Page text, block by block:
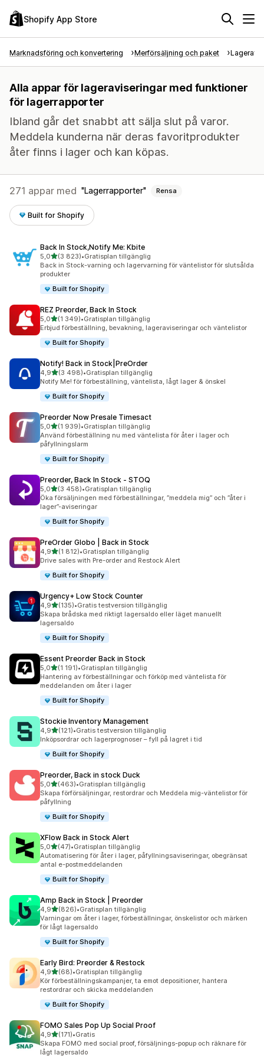
Shopify App Store
Marknadsföring och konvertering Merförsäljning och paket
Alla appar för lageraviseringar med funktioner
för lagerrapporter
Ibland går det snabbt att sälja slut på varor.
Meddela kunderna när deras favoritprodukter
åter finns i lager och kan köpas.
271 appar med Lagerrapporter Rensa
Built for Shopify
Back In Stock,Notify Me: Kbite
5,0av 5 stjärnor
(3 823)
3823 recensioner totalt
•Gratisplan tillgänglig
Back in Stock-varning och lagervarning för väntelistor för slutsålda
produkter
Built for Shopify
REZ Preorder, Back In Stock
5,0av 5 stjärnor
(1 349)
1349 recensioner totalt
•Gratisplan tillgänglig
Erbjud förbeställning, bevakning, lageraviseringar och väntelistor
Built for Shopify
Notify! Back in Stock|PreOrder
4,9av 5 stjärnor
(3 498)
3498 recensioner totalt
•Gratisplan tillgänglig
Notify Me! för förbeställning, väntelista, lågt lager & önskel
Built for Shopify
Preorder Now Presale Timesact
5,0av 5 stjärnor
(1 939)
1939 recensioner totalt
•Gratisplan tillgänglig
Använd förbeställning nu med väntelista för åter i lager och
påfyllningslarm
Built for Shopify
Preorder, Back In Stock ‑ STOQ
5,0av 5 stjärnor
(3 458)
3458 recensioner totalt
•Gratisplan tillgänglig
Öka försäljningen med förbeställningar, ”meddela mig” och ”åter i
lager”-aviseringar
Built for Shopify
PreOrder Globo | Back in Stock
4,9av 5 stjärnor
(1 812)
1812 recensioner totalt
•Gratisplan tillgänglig
Drive sales with Pre-order and Restock Alert
Built for Shopify
Urgency+ Low Stock Counter
4,9av 5 stjärnor
(135)
135 recensioner totalt
•Gratis testversion tillgänglig
Skapa brådska med riktigt lagersaldo eller läget manuellt
lagersaldo
Built for Shopify
Essent Preorder Back in Stock
5,0av 5 stjärnor
(1 191)
1191 recensioner totalt
•Gratisplan tillgänglig
Hantering av förbeställningar och förköp med väntelista för
meddelanden om åter i lager
Built for Shopify
Stockie Inventory Management
4,9av 5 stjärnor
(121)
121 recensioner totalt
•Gratis testversion tillgänglig
Inköpsordrar och lagerprognoser – fyll på lagret i tid
Built for Shopify
Preorder, Back in stock Duck
5,0av 5 stjärnor
(463)
463 recensioner totalt
•Gratisplan tillgänglig
Skapa förförsäljningar, restordrar och Meddela mig-väntelistor för
påfyllning
Built for Shopify
XFlow Back in Stock Alert
5,0av 5 stjärnor
(47)
47 recensioner totalt
•Gratisplan tillgänglig
Automatisering för åter i lager, påfyllningsaviseringar, obegränsat
antal e-postmeddelanden
Built for Shopify
Amp Back in Stock | Preorder
4,9av 5 stjärnor
(826)
826 recensioner totalt
•Gratisplan tillgänglig
Varningar om åter i lager, förbeställningar, önskelistor och märken
för lågt lagersaldo
Built for Shopify
Early Bird: Preorder & Restock
4,9av 5 stjärnor
(68)
68 recensioner totalt
•Gratisplan tillgänglig
Kör förbeställningskampanjer, ta emot depositioner, hantera
restordrar och skicka meddelanden
Built for Shopify
FOMO Sales Pop Up Social Proof
4,9av 5 stjärnor
(171)
171 recensioner totalt
•Gratis
Skapa FOMO med social proof, försäljnings-popup och räknare för
lågt lagersaldo